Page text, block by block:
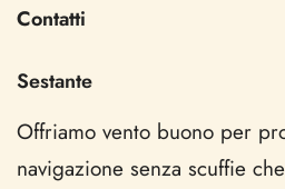
Contatti
Sestante
Offriamo vento buono per
navigazione senza scuffie